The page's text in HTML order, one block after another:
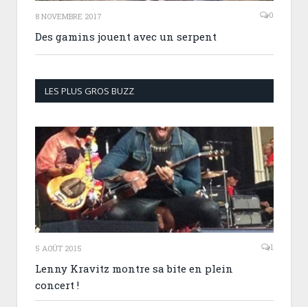
8 NOVEMBRE 2017 0
Des gamins jouent avec un serpent
LES PLUS GROS BUZZ
5 AOÛT 2015 1
Lenny Kravitz montre sa bite en plein
concert !